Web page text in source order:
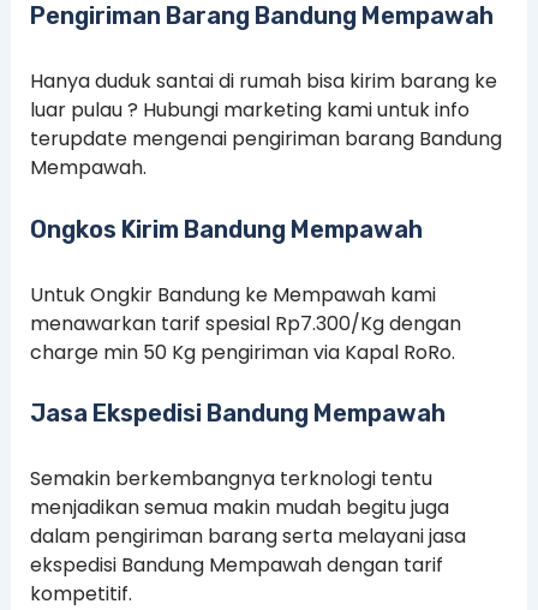
Pengiriman Barang Bandung Mempawah
Hanya duduk santai di rumah bisa kirim barang ke
luar pulau ? Hubungi marketing kami untuk info
terupdate mengenai pengiriman barang Bandung
Mempawah.
Ongkos Kirim Bandung Mempawah
Untuk Ongkir Bandung ke Mempawah kami
menawarkan tarif spesial Rp7.300/Kg dengan
charge min 50 Kg pengiriman via Kapal RoRo.
Jasa Ekspedisi Bandung Mempawah
Semakin berkembangnya terknologi tentu
menjadikan semua makin mudah begitu juga
dalam pengiriman barang serta melayani jasa
ekspedisi Bandung Mempawah dengan tarif
kompetitif.